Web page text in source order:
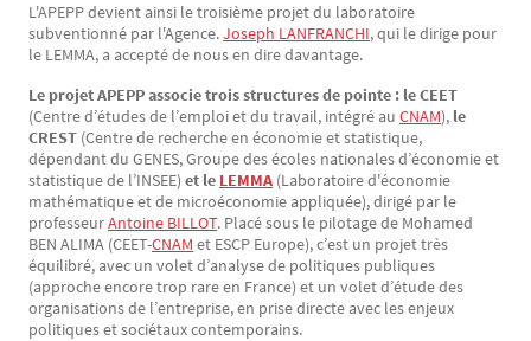
Texte
L'APEPP devient ainsi le troisième projet du laboratoire
subventionné par l'Agence.Joseph LANFRANCHI, qui le dirige pour
le LEMMA, a accepté de nous en dire davantage.
Le projet APEPP associe trois structures de pointe : le CEET
(Centre d’études de l’emploi et du travail, intégré au CNAM), le
CREST (Centre de recherche en économie et statistique,
dépendant du GENES, Groupe des écoles nationales d’économie et
statistique de l’INSEE) et le LEMMA (Laboratoire d'économie
mathématique et de microéconomie appliquée), dirigé par le
professeurAntoine BILLOT. Placé sous le pilotage de Mohamed
BEN ALIMA (CEET-CNAM et ESCP Europe), c’est un projet très
équilibré, avec un volet d’analyse de politiques publiques
(approche encore trop rare en France) et un volet d’étude des
organisations de l’entreprise, en prise directe avec les enjeux
politiques et sociétaux contemporains.